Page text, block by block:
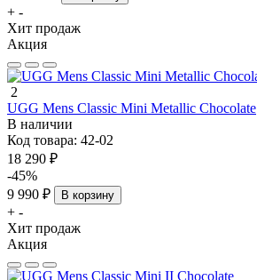
+ -
Хит продаж
Акция
2
UGG Mens Classic Mini Metallic Chocolate
В наличии
Код товара: 42-02
18 290 ₽
-45%
9 990 ₽
В корзину
+ -
Хит продаж
Акция